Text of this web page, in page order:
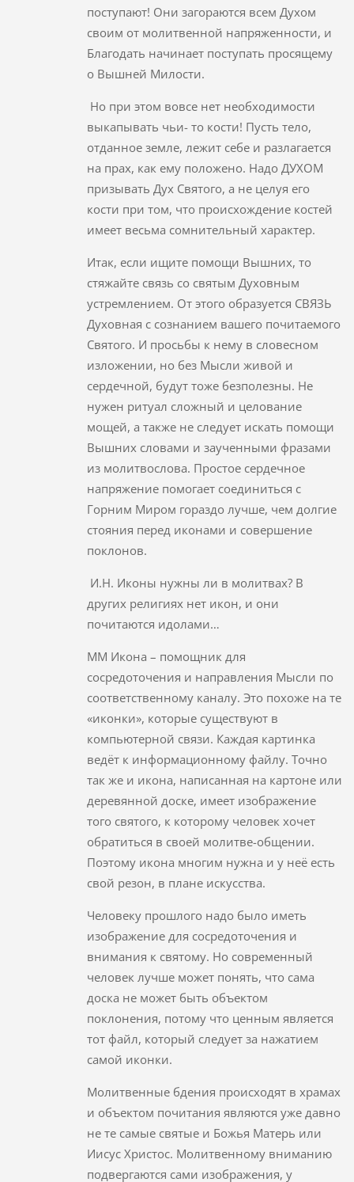
поступают! Они загораются всем Духом
своим от молитвенной напряженности, и
Благодать начинает поступать просящему
о Вышней Милости.
Но при этом вовсе нет необходимости
выкапывать чьи- то кости! Пусть тело,
отданное земле, лежит себе и разлагается
на прах, как ему положено. Надо ДУХОМ
призывать Дух Святого, а не целуя его
кости при том, что происхождение костей
имеет весьма сомнительный характер.
Итак, если ищите помощи Вышних, то
стяжайте связь со святым Духовным
устремлением. От этого образуется СВЯЗЬ
Духовная с сознанием вашего почитаемого
Святого. И просьбы к нему в словесном
изложении, но без Мысли живой и
сердечной, будут тоже безполезны. Не
нужен ритуал сложный и целование
мощей, а также не следует искать помощи
Вышних словами и заученными фразами
из молитвослова. Простое сердечное
напряжение помогает соединиться с
Горним Миром гораздо лучше, чем долгие
стояния перед иконами и совершение
поклонов.
И.Н. Иконы нужны ли в молитвах? В
других религиях нет икон, и они
почитаются идолами…
ММ Икона – помощник для
сосредоточения и направления Мысли по
соответственному каналу. Это похоже на те
«иконки», которые существуют в
компьютерной связи. Каждая картинка
ведёт к информационному файлу. Точно
так же и икона, написанная на картоне или
деревянной доске, имеет изображение
того святого, к которому человек хочет
обратиться в своей молитве-общении.
Поэтому икона многим нужна и у неё есть
свой резон, в плане искусства.
Человеку прошлого надо было иметь
изображение для сосредоточения и
внимания к святому. Но современный
человек лучше может понять, что сама
доска не может быть объектом
поклонения, потому что ценным является
тот файл, который следует за нажатием
самой иконки.
Молитвенные бдения происходят в храмах
и объектом почитания являются уже давно
не те самые святые и Божья Матерь или
Иисус Христос. Молитвенному вниманию
подвергаются сами изображения, у